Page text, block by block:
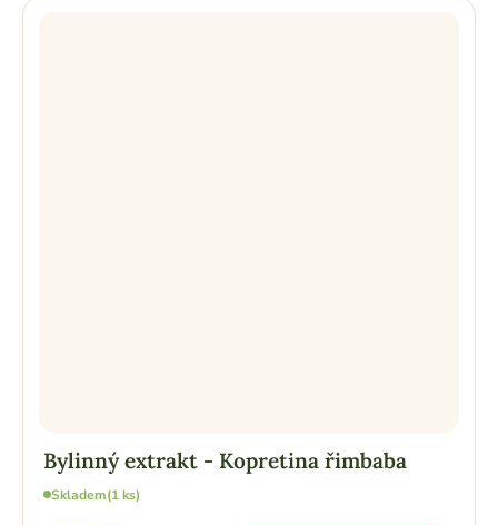
Bylinný extrakt - Kopretina řimbaba
Skladem(1 ks)